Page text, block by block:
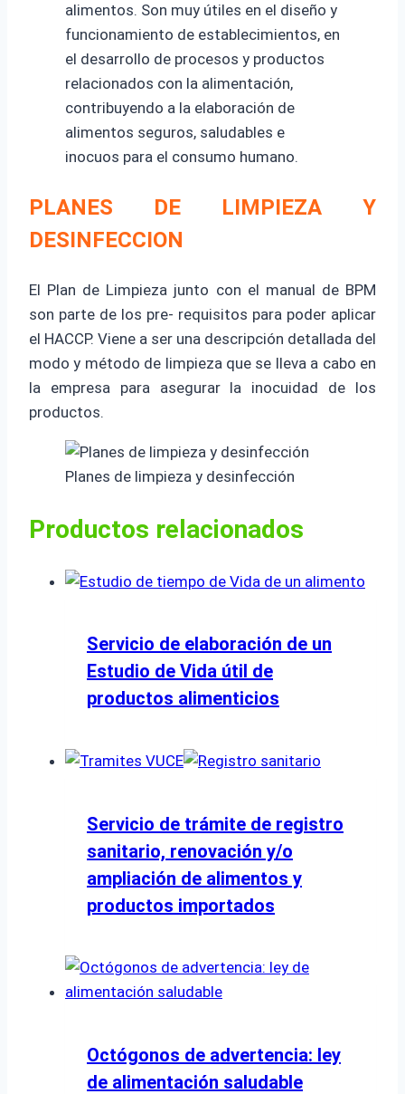
alimentos. Son muy útiles en el diseño y
funcionamiento de establecimientos, en
el desarrollo de procesos y productos
relacionados con la alimentación,
contribuyendo a la elaboración de
alimentos seguros, saludables e
inocuos para el consumo humano.
PLANES DE LIMPIEZA Y
DESINFECCION
El Plan de Limpieza junto con el manual de BPM
son parte de los pre- requisitos para poder aplicar
el HACCP. Viene a ser una descripción detallada del
modo y método de limpieza que se lleva a cabo en
la empresa para asegurar la inocuidad de los
productos.
Planes de limpieza y desinfección
Productos relacionados
Servicio de elaboración de un
Estudio de Vida útil de
productos alimenticios
Servicio de trámite de registro
sanitario, renovación y/o
ampliación de alimentos y
productos importados
Octógonos de advertencia: ley
de alimentación saludable